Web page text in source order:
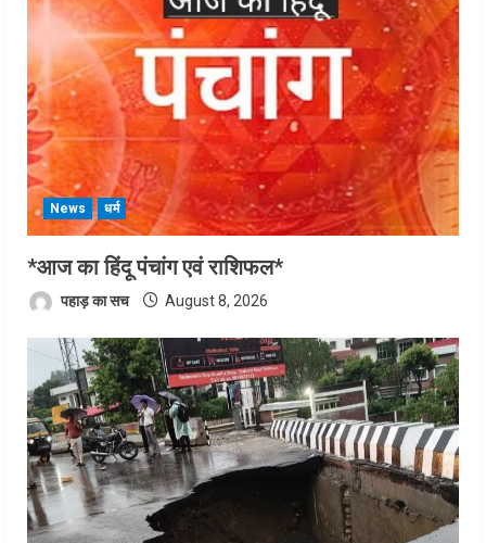
News धर्म
*आज का हिंदू पंचांग एवं राशिफल*
पहाड़ का सच August 8, 2026